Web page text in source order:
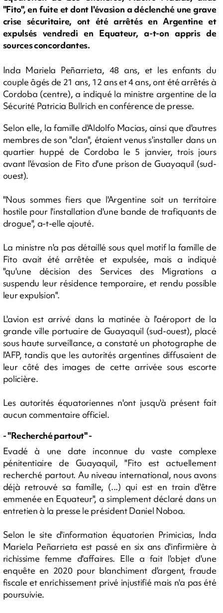
"Fito", en fuite et dont l'évasion a déclenché une grave
crise sécuritaire, ont été arrêtés en Argentine et
expulsés vendredi en Equateur, a-t-on appris de
sources concordantes.
Inda Mariela Peñarrieta, 48 ans, et les enfants du
couple âgés de 21 ans, 12 ans et 4 ans, ont été arrêtés à
Cordoba (centre), a indiqué la ministre argentine de la
Sécurité Patricia Bullrich en conférence de presse.
Selon elle, la famille d'Aldolfo Macias, ainsi que d'autres
membres de son "clan", étaient venus s'installer dans un
quartier huppé de Cordoba le 5 janvier, trois jours
avant l'évasion de Fito d'une prison de Guayaquil (sud-
ouest).
"Nous sommes fiers que l'Argentine soit un territoire
hostile pour l'installation d'une bande de trafiquants de
drogue", a-t-elle ajouté.
La ministre n'a pas détaillé sous quel motif la famille de
Fito avait été arrêtée et expulsée, mais a indiqué
"qu'une décision des Services des Migrations a
suspendu leur résidence temporaire, et rendu possible
leur expulsion".
L'avion est arrivé dans la matinée à l'aéroport de la
grande ville portuaire de Guayaquil (sud-ouest), placé
sous haute surveillance, a constaté un photographe de
l'AFP, tandis que les autorités argentines diffusaient de
leur côté des images de cette arrivée sous escorte
policière.
Les autorités équatoriennes n'ont jusqu'à présent fait
aucun commentaire officiel.
- "Recherché partout" -
Evadé à une date inconnue du vaste complexe
pénitentiaire de Guayaquil, "Fito est actuellement
recherché partout. Au niveau international, nous avons
déjà retrouvé sa famille, (...) qui est en train d'être
emmenée en Equateur", a simplement déclaré dans un
entretien à la presse le président Daniel Noboa.
Selon le site d'information équatorien Primicias, Inda
Mariela Peñarrieta est passé en six ans d'infirmière à
richissime femme d'affaires. Elle a fait l'objet d'une
enquête en 2020 pour blanchiment d'argent, fraude
fiscale et enrichissement privé injustifié mais n'a pas été
poursuivie.